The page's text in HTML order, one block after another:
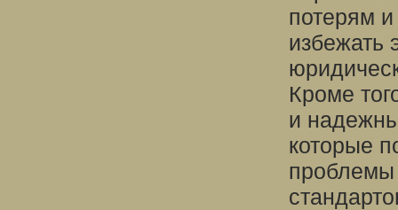
потерям
избежать
Кроме
и
которые